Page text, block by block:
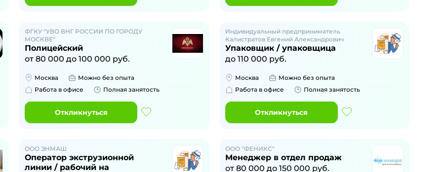
ФГКУ "УВО ВНГ РОССИИ ПО ГОРОДУ
МОСКВЕ"
Полицейский
от80 000 до100 000 руб.
Москва
Можно без опыта
Работа в офисе
Полная занятость
Откликнуться
Индивидуальный предприниматель
Калистратов Евгений Александрович
Упаковщик / упаковщица
до 110 000 руб.
Москва
Можно без опыта
Работа в офисе
Полная занятость
Откликнуться
ООО ЭНМАШ
Оператор экструзионной
линии / рабочий на
ООО "ФЕНИКС"
Менеджер в отдел продаж
от 80 000 до 150 000 руб.